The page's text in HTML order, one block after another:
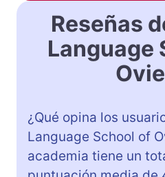
Reseñas
Language
¿Qué opina los
Language School of
academia tiene un